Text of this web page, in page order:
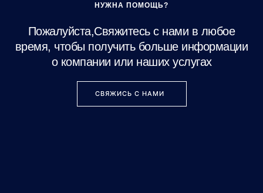
НУЖНА ПОМОЩЬ?
Пожалуйста,Свяжитесь с нами в любое
время, чтобы получить больше информации
о компании или наших услугах
СВЯЖИСЬ С НАМИ